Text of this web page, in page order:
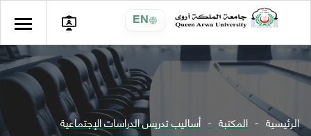
EN
الرئيسية المكتبة أساليب تدريس الدراسات الإجتماعية